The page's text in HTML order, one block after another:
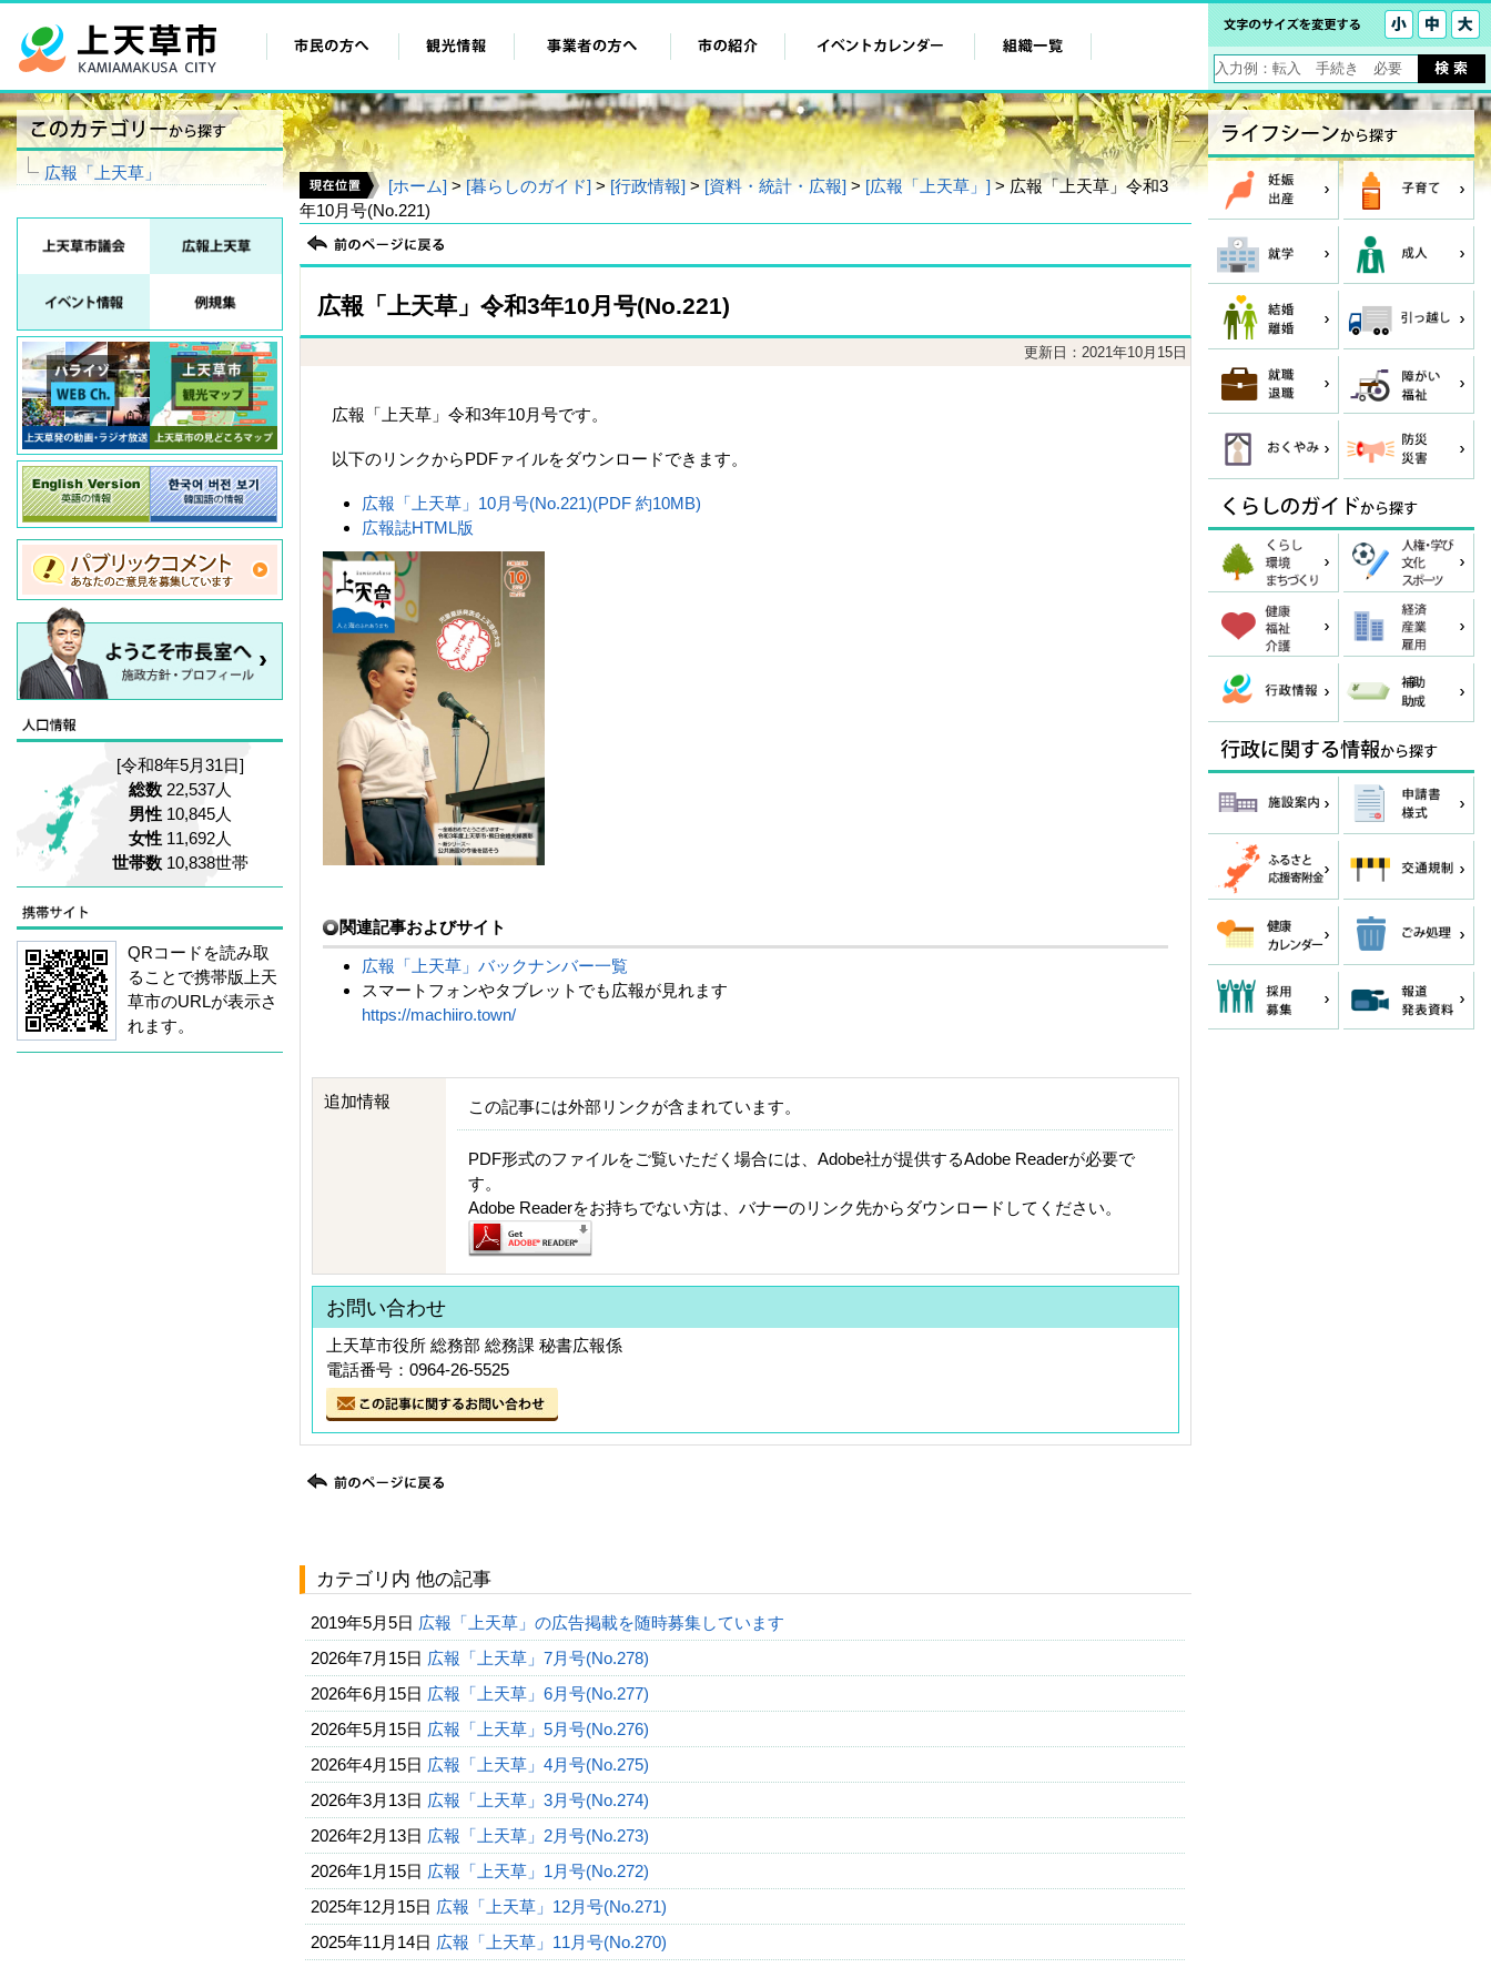
[ホーム]>[暮らしのガイド] >[行政情報]>[資料・統計・広報]>[広報「上天草」]> 広報「上天草」令和3
年10月号(No.221)
広報「上天草」令和3年10月号(No.221)
更新日：2021年10月15日
広報「上天草」令和3年10月号です。
以下のリンクからPDFァイルをダウンロードできます。
広報「上天草」10月号(No.221)(PDF 約10MB)
広報誌HTML版
関連記事およびサイト
広報「上天草」バックナンバー一覧
スマートフォンやタブレットでも広報が見れます
https://machiiro.town/
追加情報 この記事には外部リンクが含まれています。
PDF形式のファイルをご覧いただく場合には、Adobe社が提供するAdobe Readerが必要で
す。
Adobe Readerをお持ちでない方は、バナーのリンク先からダウンロードしてください。
お問い合わせ
上天草市役所 総務部 総務課 秘書広報係
電話番号：0964-26-5525
カテゴリ内 他の記事
2019年5月5日 広報「上天草」の広告掲載を随時募集しています
2026年7月15日 広報「上天草」7月号(No.278)
2026年6月15日 広報「上天草」6月号(No.277)
2026年5月15日 広報「上天草」5月号(No.276)
2026年4月15日 広報「上天草」4月号(No.275)
2026年3月13日 広報「上天草」3月号(No.274)
2026年2月13日 広報「上天草」2月号(No.273)
2026年1月15日 広報「上天草」1月号(No.272)
2025年12月15日 広報「上天草」12月号(No.271)
2025年11月14日 広報「上天草」11月号(No.270)
広報「上天草」
[令和8年5月31日]
総数 22,537人
男性 10,845人
女性 11,692人
世帯数 10,838世帯
QRコードを読み取
ることで携帯版上天
草市のURLが表示さ
れます。